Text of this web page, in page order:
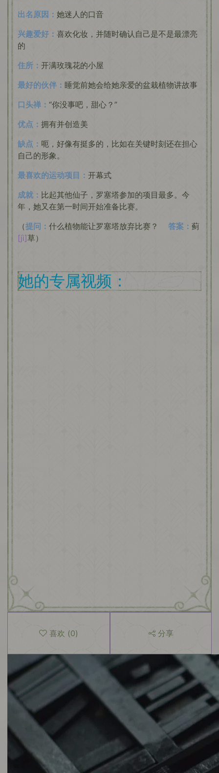
出名原因： 她迷人的口音
兴趣爱好： 喜欢化妆，并随时确认自己是不是最漂亮
的
住所： 开满玫瑰花的小屋
最好的伙伴： 睡觉前她会给她亲爱的盆栽植物讲故事
口头禅： “你没事吧，甜心？”
优点： 拥有并创造美
缺点： 呃，好像有挺多的，比如在关键时刻还在担心
自己的形象。
最喜欢的运动项目： 开幕式
成就： 比起其他仙子，罗塞塔参加的项目最多。今
年，她又在第一时间开始准备比赛。
（提问： 什么植物能让罗塞塔放弃比赛？ 答案： 蓟
[jì]草）
她的专属视频：
喜欢 (0) 分享